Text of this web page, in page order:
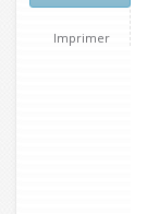
Imprimer